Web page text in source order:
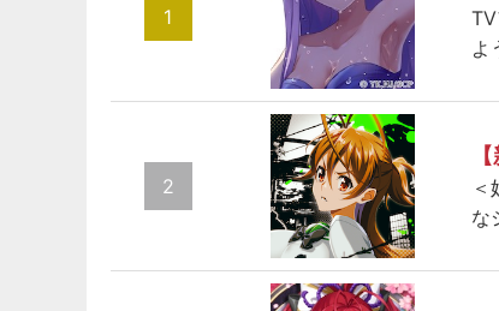
1
よ
2
な